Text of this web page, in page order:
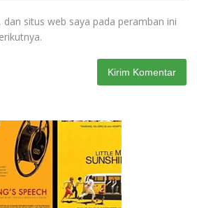
situs web saya pada peramban ini